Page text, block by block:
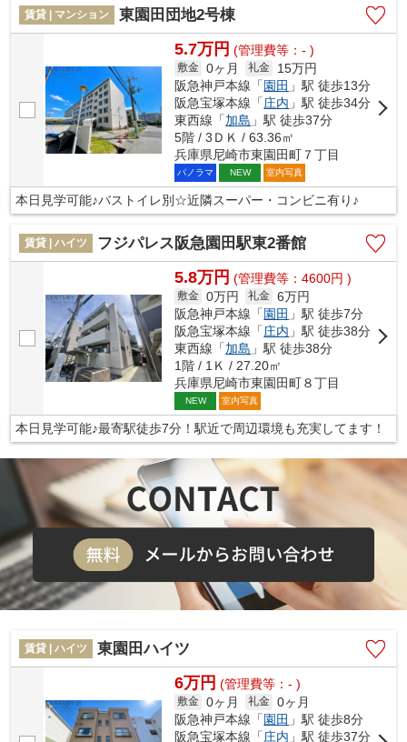
賃貸 | マンション 東園田団地2号棟
5.7万円 (管理費等：- )
敷金 0ヶ月 礼金
15万円
阪急神戸本線「園田 」駅 徒歩13分
阪急宝塚本線「庄内 」駅 徒歩34分
東西線「加島 」駅 徒歩37分
5階 / 3ＤＫ / 63.36㎡
兵庫県尼崎市東園田町７丁目
パノラマ NEW 室内写真
本日見学可能♪バストイレ別☆近隣スーパー・コンビニ有り♪
賃貸 | ハイツ フジパレス阪急園田駅東2番館
5.8万円 (管理費等：4600円 )
敷金 0万円 礼金 6万円
阪急神戸本線「園田 」駅 徒歩7分
阪急宝塚本線「庄内 」駅 徒歩38分
東西線「加島 」駅 徒歩38分
1階 / 1Ｋ / 27.20㎡
兵庫県尼崎市東園田町８丁目
NEW 室内写真
本日見学可能♪最寄駅徒歩7分！駅近で周辺環境も充実してます！
賃貸 | ハイツ 東園田ハイツ
6万円 (管理費等：- )
敷金 0ヶ月 礼金 0ヶ月
阪急神戸本線「園田 」駅 徒歩8分
阪急宝塚本線「庄内 」駅 徒歩37分